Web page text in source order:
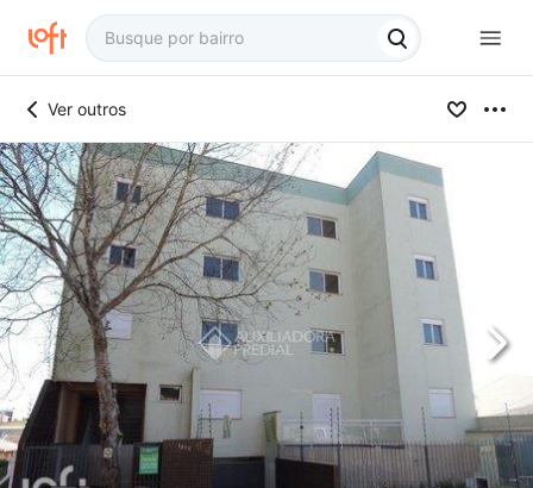
Ver outros